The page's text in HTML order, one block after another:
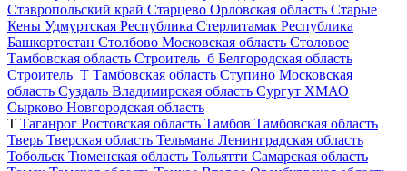
Ставропольский край Старцево Орловская область Старые
Кены Удмуртская Республика Стерлитамак Республика
Башкортостан Столбово Московская область Столовое
Тамбовская область Строитель_б Белгородская область
Строитель_Т Тамбовская область Ступино Московская
область Суздаль Владимирская область Сургут ХМАО
Сырково Новгородская область
Т Таганрог Ростовская область Тамбов Тамбовская область
Тверь Тверская область Тельмана Ленинградская область
Тобольск Тюменская область Тольятти Самарская область